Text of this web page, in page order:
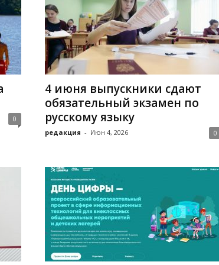
0
4 июня выпускники сдают
обязательный экзамен по
русскому языку
редакция - Июн 4, 2026 0